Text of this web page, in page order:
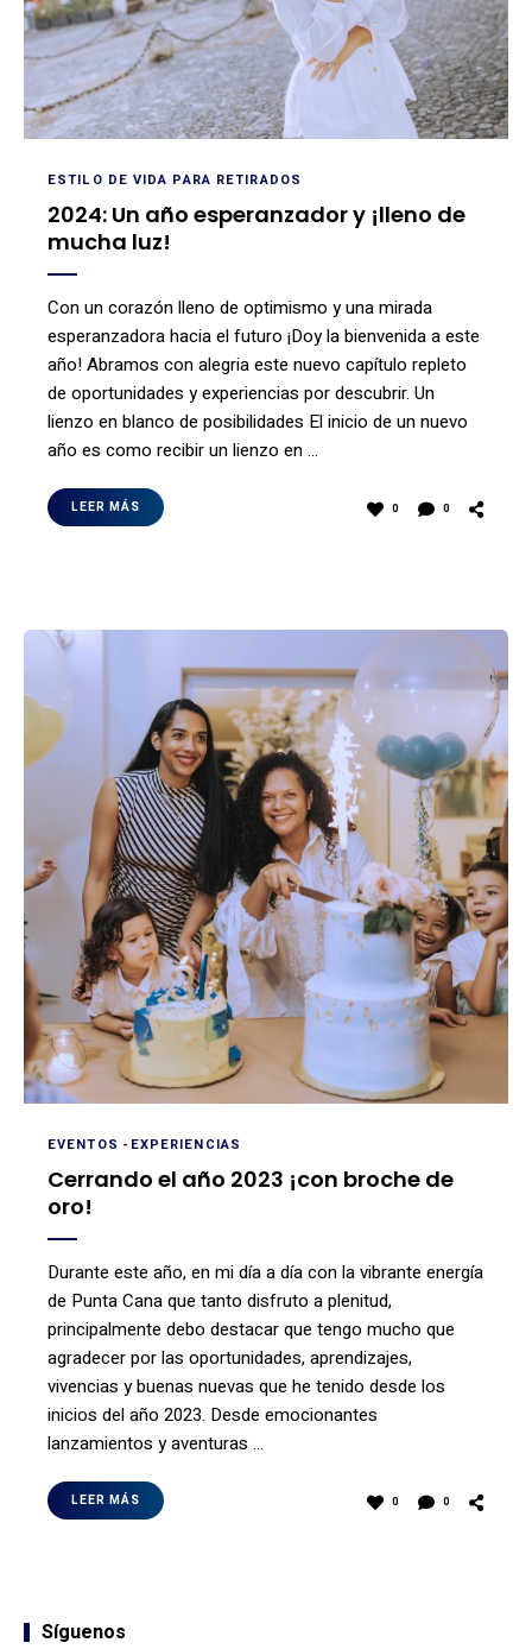
ESTILO DE VIDA PARA RETIRADOS
2024: Un año esperanzador y ¡lleno de
mucha luz!
Con un corazón lleno de optimismo y una mirada
esperanzadora hacia el futuro ¡Doy la bienvenida a este
año! Abramos con alegria este nuevo capítulo repleto
de oportunidades y experiencias por descubrir. Un
lienzo en blanco de posibilidades El inicio de un nuevo
año es como recibir un lienzo en …
LEER MÁS 0 0
EVENTOS - EXPERIENCIAS
Cerrando el año 2023 ¡con broche de
oro!
Durante este año, en mi día a día con la vibrante energía
de Punta Cana que tanto disfruto a plenitud,
principalmente debo destacar que tengo mucho que
agradecer por las oportunidades, aprendizajes,
vivencias y buenas nuevas que he tenido desde los
inicios del año 2023. Desde emocionantes
lanzamientos y aventuras …
LEER MÁS 0 0
Síguenos